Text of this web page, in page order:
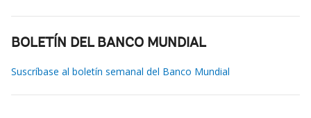
BOLETÍN DEL BANCO MUNDIAL
Suscríbase al boletín semanal del Banco Mundial